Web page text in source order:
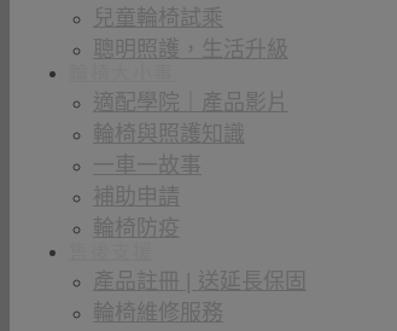
兒童輪椅試乘
聰明照護，生活升級
適配學院｜產品影片
輪椅與照護知識
一車一故事
補助申請
輪椅防疫
產品註冊 | 送延長保固
輪椅維修服務